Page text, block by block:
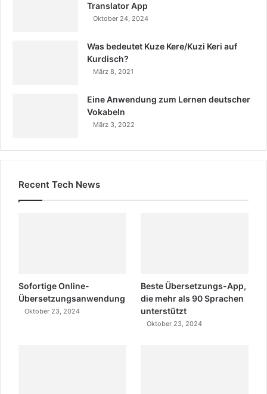
Translator App
Oktober 24, 2024
Was bedeutet Kuze Kere/Kuzi Keri auf
Kurdisch?
März 8, 2021
Eine Anwendung zum Lernen deutscher
Vokabeln
März 3, 2022
Recent Tech News
Sofortige Online-
Übersetzungsanwendung
Oktober 23, 2024
Beste Übersetzungs-App,
die mehr als 90 Sprachen
unterstützt
Oktober 23, 2024